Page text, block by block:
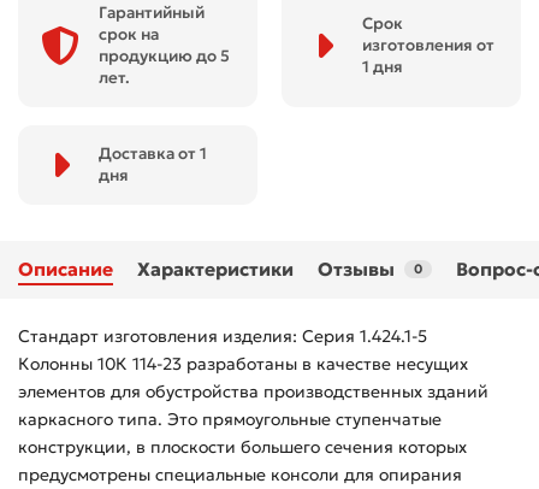
Гарантийный
срок на
продукцию до 5
лет.
Срок
изготовления от
1 дня
Доставка от 1
дня
Описание Характеристики Отзывы 0 Вопрос-
Стандарт изготовления изделия: Серия 1.424.1-5
Колонны 10К 114-23 разработаны в качестве несущих
элементов для обустройства производственных зданий
каркасного типа. Это прямоугольные ступенчатые
конструкции, в плоскости большего сечения которых
предусмотрены специальные консоли для опирания